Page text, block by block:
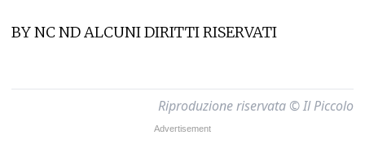
BY NC ND ALCUNI DIRITTI RISERVATI
Riproduzione riservata © Il Piccolo